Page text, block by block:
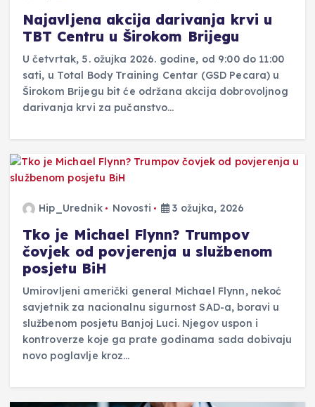
Najavljena akcija darivanja krvi u
TBT Centru u Širokom Brijegu
U četvrtak, 5. ožujka 2026. godine, od 9:00 do 11:00
sati, u Total Body Training Centar (GSD Pecara) u
Širokom Brijegu bit će održana akcija dobrovoljnog
darivanja krvi za pučanstvo…
Hip_Urednik Novosti 3 ožujka, 2026
Tko je Michael Flynn? Trumpov
čovjek od povjerenja u službenom
posjetu BiH
Umirovljeni američki general Michael Flynn, nekoć
savjetnik za nacionalnu sigurnost SAD-a, boravi u
službenom posjetu Banjoj Luci. Njegov uspon i
kontroverze koje ga prate godinama sada dobivaju
novo poglavlje kroz…